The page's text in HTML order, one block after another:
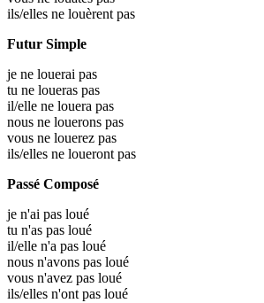
ils/elles ne louèrent pas
Futur Simple
je ne louerai pas
tu ne loueras pas
il/elle ne louera pas
nous ne louerons pas
vous ne louerez pas
ils/elles ne loueront pas
Passé Composé
je n'ai pas loué
tu n'as pas loué
il/elle n'a pas loué
nous n'avons pas loué
vous n'avez pas loué
ils/elles n'ont pas loué